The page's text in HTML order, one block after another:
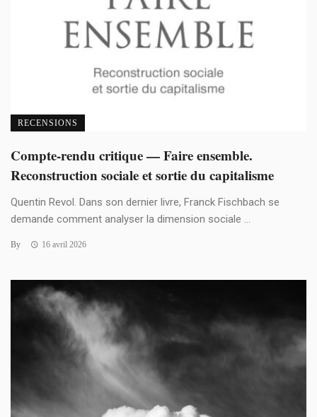
RECENSIONS
Compte-rendu critique — Faire ensemble.
Reconstruction sociale et sortie du capitalisme
Quentin Revol. Dans son dernier livre, Franck Fischbach se
demande comment analyser la dimension sociale ...
By 16 avril 2026